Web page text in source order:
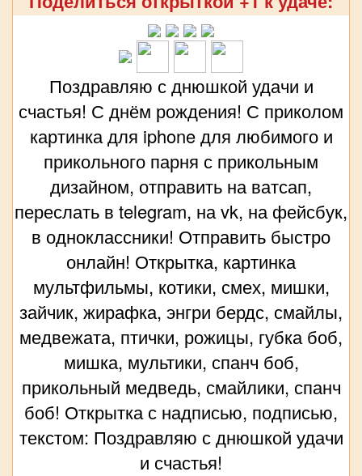
Поздравляю с днюшкой удачи и
счастья! С днём рождения! С приколом
картинка для iphone для любимого и
прикольного парня с прикольным
дизайном, отправить на ватсап,
переслать в telegram, на vk, на фейсбук,
в одноклассники! Отправить быстро
онлайн! Открытка, картинка
мультфильмы, котики, смех, мишки,
зайчик, жирафка, энгри бердс, смайлы,
медвежата, птички, рожицы, губка боб,
мишка, мультики, спанч боб,
прикольный медведь, смайлики, спанч
боб! Открытка с надписью, подписью,
текстом: Поздравляю с днюшкой удачи
и счастья!